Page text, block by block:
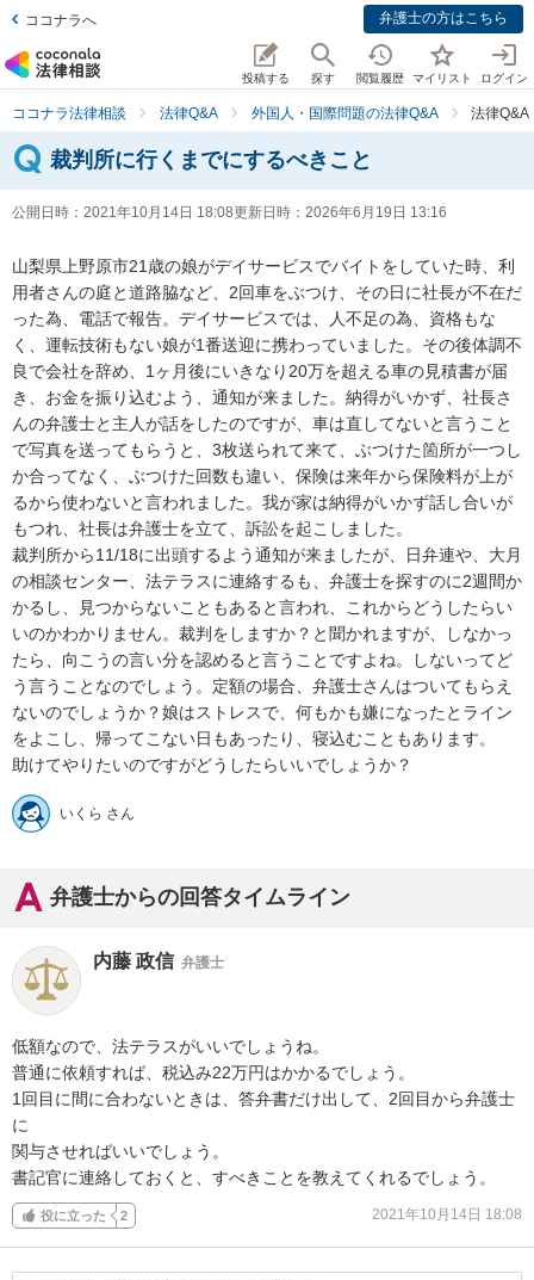
ココナラへ 弁護士の方はこちら
投稿する 探す 閲覧履歴 マイリスト ログイン
ココナラ法律相談 法律Q&A 外国人・国際問題の法律Q&A 法律Q&A
裁判所に行くまでにするべきこと
公開日時： 2021年10月14日 18:08更新日時： 2026年6月19日 13:16
山梨県上野原市21歳の娘がデイサービスでバイトをしていた時、利
用者さんの庭と道路脇など、2回車をぶつけ、その日に社長が不在だ
った為、電話で報告。デイサービスでは、人不足の為、資格もな
く、運転技術もない娘が1番送迎に携わっていました。その後体調不
良で会社を辞め、1ヶ月後にいきなり20万を超える車の見積書が届
き、お金を振り込むよう、通知が来ました。納得がいかず、社長さ
んの弁護士と主人が話をしたのですが、車は直してないと言うこと
で写真を送ってもらうと、3枚送られて来て、ぶつけた箇所が一つし
か合ってなく、ぶつけた回数も違い、保険は来年から保険料が上が
るから使わないと言われました。我が家は納得がいかず話し合いが
もつれ、社長は弁護士を立て、訴訟を起こしました。
裁判所から11/18に出頭するよう通知が来ましたが、日弁連や、大月
の相談センター、法テラスに連絡するも、弁護士を探すのに2週間か
かるし、見つからないこともあると言われ、これからどうしたらい
いのかわかりません。裁判をしますか？と聞かれますが、しなかっ
たら、向こうの言い分を認めると言うことですよね。しないってど
う言うことなのでしょう。定額の場合、弁護士さんはついてもらえ
ないのでしょうか？娘はストレスで、何もかも嫌になったとライン
をよこし、帰ってこない日もあったり、寝込むこともあります。
助けてやりたいのですがどうしたらいいでしょうか？
いくら さん
弁護士からの回答タイムライン
内藤 政信 弁護士
低額なので、法テラスがいいでしょうね。
普通に依頼すれば、税込み22万円はかかるでしょう。
1回目に間に合わないときは、答弁書だけ出して、2回目から弁護士
に
関与させればいいでしょう。
書記官に連絡しておくと、すべきことを教えてくれるでしょう。
役に立った 2 2021年10月14日 18:08